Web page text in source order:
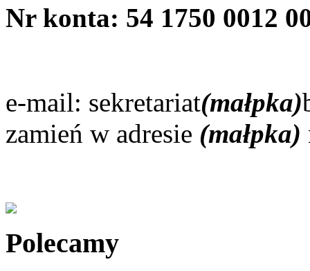
Nr konta: 54 1750 0012
e-mail: sekretariat(małpka)
zamień w adresie (małpka)
Polecamy